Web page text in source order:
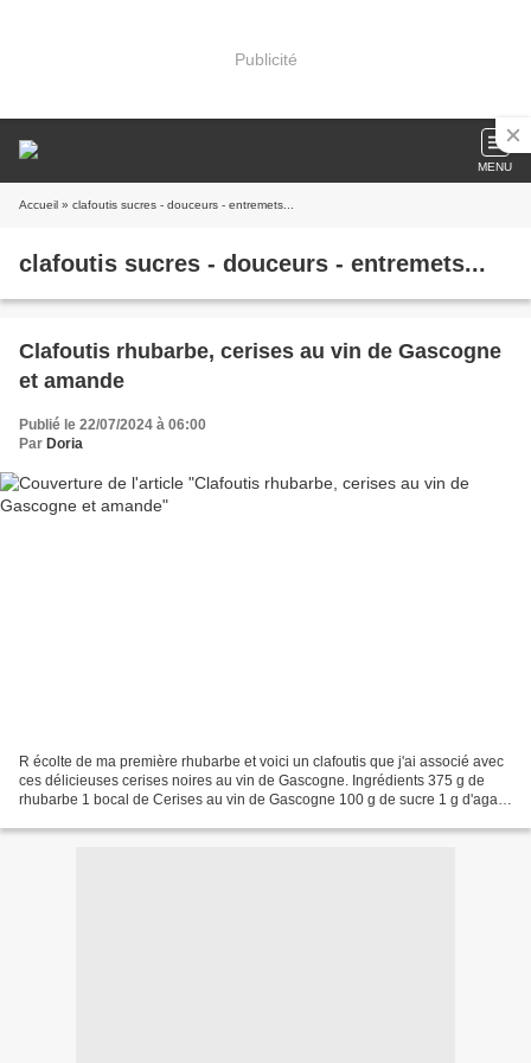
Publicité
MENU
Accueil » clafoutis sucres - douceurs - entremets...
clafoutis sucres - douceurs - entremets...
Clafoutis rhubarbe, cerises au vin de Gascogne
et amande
Publié le 22/07/2024 à 06:00
Par Doria
R écolte de ma première rhubarbe et voici un clafoutis que j'ai associé avec
ces délicieuses cerises noires au vin de Gascogne. Ingrédients 375 g de
rhubarbe 1 bocal de Cerises au vin de Gascogne 100 g de sucre 1 g d'agar